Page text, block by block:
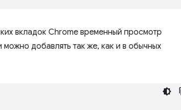
вкладок Chrome временный просмотр
добавлять так же, как и в обычных